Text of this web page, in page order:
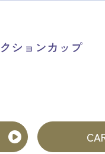
ションカップ